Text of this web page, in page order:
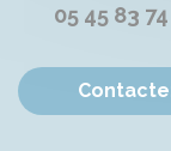
05 45 83